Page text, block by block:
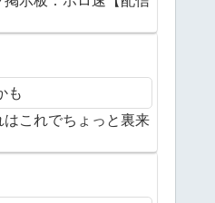
も
はこれでちょっと裏来